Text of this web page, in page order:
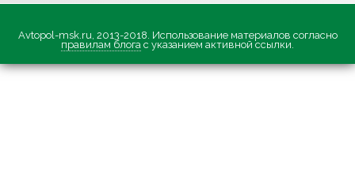
Avtopol-msk.ru, 2013-2018. Использование материалов согласно
правилам блога с указанием активной ссылки.